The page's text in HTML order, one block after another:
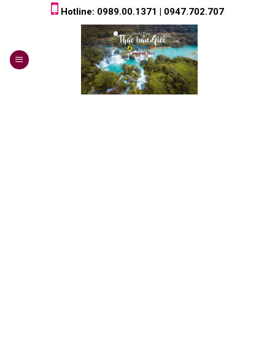
Hotline: 0989.00.1371 | 0947.702.707